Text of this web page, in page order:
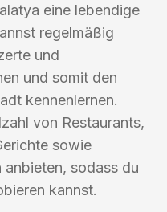
eine lebendige
regelmäßig
und
und somit den
kennenlernen.
von Restaurants,
sowie
sodass du
kannst.